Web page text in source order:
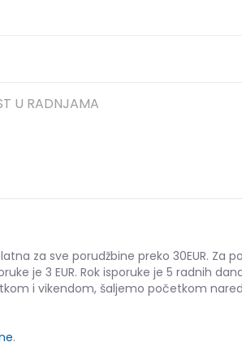
U RADNJAMA
za sve porudžbine preko 30EUR. Za
je 3 EUR. Rok isporuke je 5 radnih
i vikendom, šaljemo početkom
.